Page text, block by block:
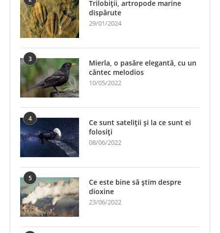
Trilobiții, artropode marine
dispărute
29/01/2024
3
Mierla, o pasăre elegantă, cu un
cântec melodios
10/05/2022
4
Ce sunt sateliții și la ce sunt ei
folosiți
08/06/2022
5
Ce este bine să știm despre
dioxine
23/06/2022